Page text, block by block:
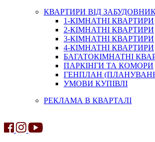
КВАРТИРИ ВІД
1-КІМНАТНІ КВАРТИРИ
2-КІМНАТНІ КВАРТИРИ
3-КІМНАТНІ КВАРТИРИ
4-КІМНАТНІ КВАРТИРИ
БАГАТОКІМНАТНІ
ПАРКІНГИ ТА КОМОРИ
ГЕНПЛАН
УМОВИ КУПІВЛІ
РЕКЛАМА В КВАРТАЛІ